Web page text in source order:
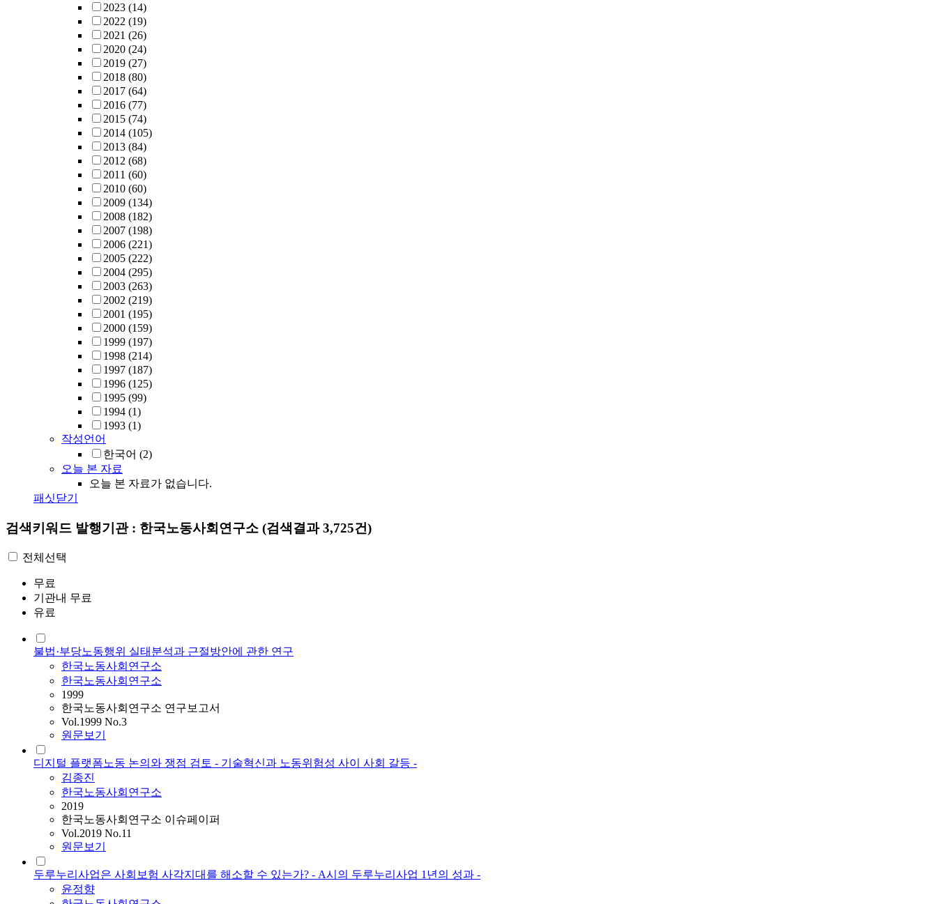
2023 (14)
2022 (19)
2021 (26)
2020 (24)
2019 (27)
2018 (80)
2017 (64)
2016 (77)
2015 (74)
2014 (105)
2013 (84)
2012 (68)
2011 (60)
2010 (60)
2009 (134)
2008 (182)
2007 (198)
2006 (221)
2005 (222)
2004 (295)
2003 (263)
2002 (219)
2001 (195)
2000 (159)
1999 (197)
1998 (214)
1997 (187)
1996 (125)
1995 (99)
1994 (1)
1993 (1)
작성언어
한국어 (2)
오늘 본 자료
오늘 본 자료가 없습니다.
패싯닫기
검색키워드 발행기관 : 한국노동사회연구소 (검색결과 3,725건)
전체선택
무료
기관내 무료
유료
불법·부당노동행위 실태분석과 근절방안에 관한 연구
한국노동사회연구소
한국노동사회연구소
1999
한국노동사회연구소 연구보고서
Vol.1999 No.3
원문보기
디지털 플랫폼노동 논의와 쟁점 검토 - 기술혁신과 노동위험성 사이 사회 갈등 -
김종진
한국노동사회연구소
2019
한국노동사회연구소 이슈페이퍼
Vol.2019 No.11
원문보기
두루누리사업은 사회보험 사각지대를 해소할 수 있는가? - A시의 두루누리사업 1년의 성과 -
윤정향